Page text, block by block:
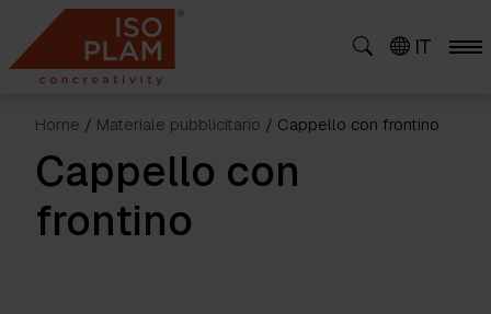
content
IT
Home / Materiale pubblicitario / Cappello con frontino
Cappello con
frontino